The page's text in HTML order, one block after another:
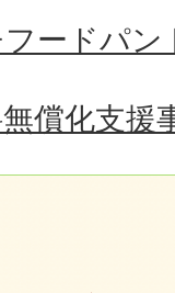
フードパ
償化支援